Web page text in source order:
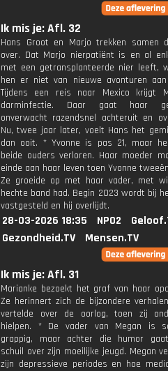
Ik mis je: Afl. 32
Hans Groot en Marjo trekken samen
over. Dat Marjo nierpatiënt is en al
met een getransplanteerde nier leeft,
hen er niet van nieuwe avonturen
Tijdens een reis naar Mexico krijgt
darminfectie. Daar gaat haar
onverwacht razendsnel achteruit en
Nu, twee jaar later, voelt Hans het
dan ooit. * Yvonne is pas 21, maar
beide ouders verloren. Haar moeder
einde aan haar leven toen Yvonne
Ze groeide op met haar vader, met
hechte band had. Begin 2023 wordt bij
vastgesteld en hij overlijdt.
28-03-2026 18:35 NPO2
Gezondheid.TV
Mensen.TV
Ik mis je: Afl. 31
Marianke bezoekt het graf van haar
Ze herinnert zich de bijzondere
vertelde over de oorlog, toen zij
hielpen. * De vader van Megan is
grappig, maar achter die humor
schuil over zijn moeilijke jeugd. Megan
zijn depressieve periodes en hoe